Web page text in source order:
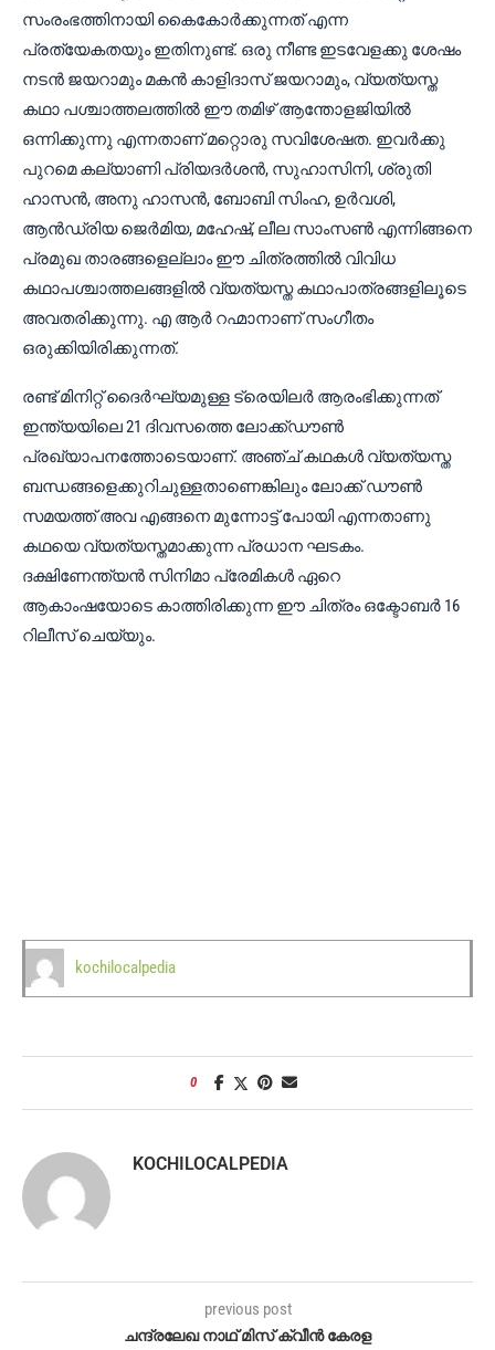
സംരംഭത്തിനായി കൈകോർക്കുന്നത് എന്ന
പ്രത്യേകതയും ഇതിനുണ്ട്. ഒരു നീണ്ട ഇടവേളക്കു ശേഷം
നടൻ ജയറാമും മകൻ കാളിദാസ് ജയറാമും, വ്യത്യസ്ത
കഥാ പശ്ചാത്തലത്തിൽ ഈ തമിഴ് ആന്തോളജിയിൽ
ഒന്നിക്കുന്നു എന്നതാണ് മറ്റൊരു സവിശേഷത. ഇവർക്കു
പുറമെ കല്യാണി പ്രിയദർശൻ, സുഹാസിനി, ശ്രുതി
ഹാസൻ, അനു ഹാസൻ, ബോബി സിംഹ, ഉർവശി,
ആൻഡ്രിയ ജെർമിയ, മഹേഷ്, ലീല സാംസൺ എന്നിങ്ങനെ
പ്രമുഖ താരങ്ങളെല്ലാം ഈ ചിത്രത്തിൽ വിവിധ
കഥാപശ്ചാത്തലങ്ങളിൽ വ്യത്യസ്ത കഥാപാത്രങ്ങളിലൂടെ
അവതരിക്കുന്നു. എ ആർ റഹ്മാനാണ് സംഗീതം
ഒരുക്കിയിരിക്കുന്നത്.
രണ്ട് മിനിറ്റ് ദൈർഘ്യമുള്ള ട്രെയിലർ ആരംഭിക്കുന്നത്
ഇന്ത്യയിലെ 21 ദിവസത്തെ ലോക്ക്ഡൗൺ
പ്രഖ്യാപനത്തോടെയാണ്. അഞ്ച് കഥകൾ വ്യത്യസ്ത
ബന്ധങ്ങളെക്കുറിചുള്ളതാണെങ്കിലും ലോക്ക് ഡൗൺ
സമയത്ത് അവ എങ്ങനെ മുന്നോട്ട് പോയി എന്നതാണു
കഥയെ വ്യത്യസ്തമാക്കുന്ന പ്രധാന ഘടകം.
ദക്ഷിണേന്ത്യൻ സിനിമാ പ്രേമികൾ ഏറെ
ആകാംഷയോടെ കാത്തിരിക്കുന്ന ഈ ചിത്രം ഒക്ടോബർ 16
റിലീസ് ചെയ്യും.
kochilocalpedia
0
KOCHILOCALPEDIA
previous post
ചന്ദ്രലേഖ നാഥ് മിസ് ക്വീൻ കേരള